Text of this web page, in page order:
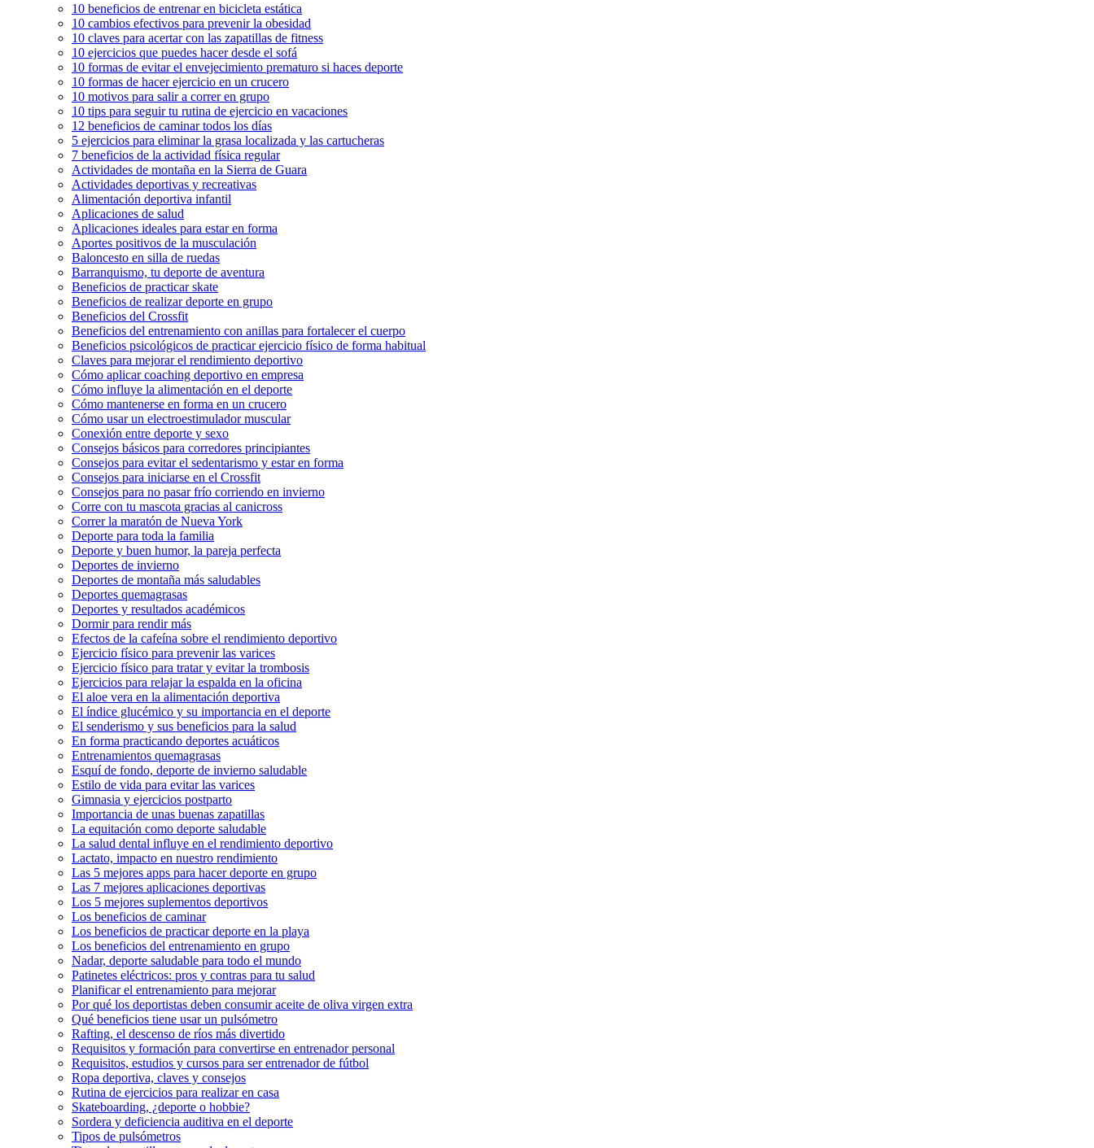
10 beneficios de entrenar en bicicleta estática
10 cambios efectivos para prevenir la obesidad
10 claves para acertar con las zapatillas de fitness
10 ejercicios que puedes hacer desde el sofá
10 formas de evitar el envejecimiento prematuro si haces deporte
10 formas de hacer ejercicio en un crucero
10 motivos para salir a correr en grupo
10 tips para seguir tu rutina de ejercicio en vacaciones
12 beneficios de caminar todos los días
5 ejercicios para eliminar la grasa localizada y las cartucheras
7 beneficios de la actividad física regular
Actividades de montaña en la Sierra de Guara
Actividades deportivas y recreativas
Alimentación deportiva infantil
Aplicaciones de salud
Aplicaciones ideales para estar en forma
Aportes positivos de la musculación
Baloncesto en silla de ruedas
Barranquismo, tu deporte de aventura
Beneficios de practicar skate
Beneficios de realizar deporte en grupo
Beneficios del Crossfit
Beneficios del entrenamiento con anillas para fortalecer el cuerpo
Beneficios psicológicos de practicar ejercicio físico de forma habitual
Claves para mejorar el rendimiento deportivo
Cómo aplicar coaching deportivo en empresa
Cómo influye la alimentación en el deporte
Cómo mantenerse en forma en un crucero
Cómo usar un electroestimulador muscular
Conexión entre deporte y sexo
Consejos básicos para corredores principiantes
Consejos para evitar el sedentarismo y estar en forma
Consejos para iniciarse en el Crossfit
Consejos para no pasar frío corriendo en invierno
Corre con tu mascota gracias al canicross
Correr la maratón de Nueva York
Deporte para toda la familia
Deporte y buen humor, la pareja perfecta
Deportes de invierno
Deportes de montaña más saludables
Deportes quemagrasas
Deportes y resultados académicos
Dormir para rendir más
Efectos de la cafeína sobre el rendimiento deportivo
Ejercicio físico para prevenir las varices
Ejercicio físico para tratar y evitar la trombosis
Ejercicios para relajar la espalda en la oficina
El aloe vera en la alimentación deportiva
El índice glucémico y su importancia en el deporte
El senderismo y sus beneficios para la salud
En forma practicando deportes acuáticos
Entrenamientos quemagrasas
Esquí de fondo, deporte de invierno saludable
Estilo de vida para evitar las varices
Gimnasia y ejercicios postparto
Importancia de unas buenas zapatillas
La equitación como deporte saludable
La salud dental influye en el rendimiento deportivo
Lactato, impacto en nuestro rendimiento
Las 5 mejores apps para hacer deporte en grupo
Las 7 mejores aplicaciones deportivas
Los 5 mejores suplementos deportivos
Los beneficios de caminar
Los beneficios de practicar deporte en la playa
Los beneficios del entrenamiento en grupo
Nadar, deporte saludable para todo el mundo
Patinetes eléctricos: pros y contras para tu salud
Planificar el entrenamiento para mejorar
Por qué los deportistas deben consumir aceite de oliva virgen extra
Qué beneficios tiene usar un pulsómetro
Rafting, el descenso de ríos más divertido
Requisitos y formación para convertirse en entrenador personal
Requisitos, estudios y cursos para ser entrenador de fútbol
Ropa deportiva, claves y consejos
Rutina de ejercicios para realizar en casa
Skateboarding, ¿deporte o hobbie?
Sordera y deficiencia auditiva en el deporte
Tipos de pulsómetros